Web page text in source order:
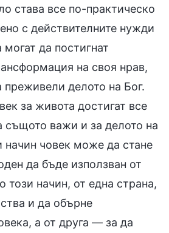
става все по-практическо
с действителните нужди
могат да постигнат
на своя нрав,
преживели делото на Бог.
за живота достигат все
същото важи и за делото на
начин човек може да стане
да бъде използван от
този начин, от една страна,
и да обърне
а от друга — за да